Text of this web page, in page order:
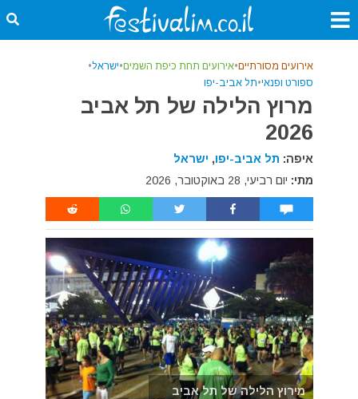
אירועים מסורתיים•אירועים תחת כיפת השמים•ישראל•
ספורט ופנאי•תל אביב-יפו
מרוץ הלילה של תל אביב
2026
איפה: תל אביב-יפו, ישראל
מתי: יום רביעי, 28 באוקטובר, 2026
מירוץ הלילה של תל אביב